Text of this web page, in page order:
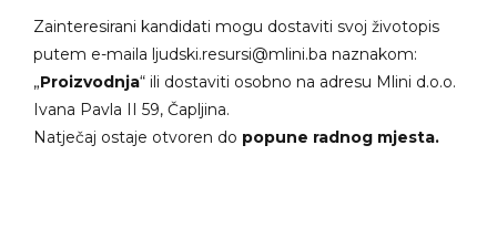
Zainteresirani kandidati mogu dostaviti svoj životopis
putem e-maila ljudski.resursi@mlini.ba naznakom:
„Proizvodnja“ ili dostaviti osobno na adresu Mlini d.o.o.
Ivana Pavla II 59, Čapljina.
Natječaj ostaje otvoren do popune radnog mjesta.